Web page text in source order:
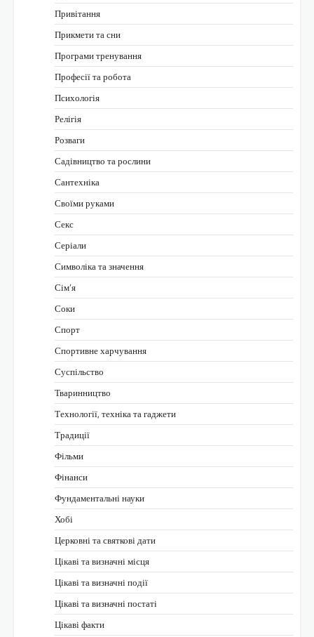
Привітання
Прикмети та сни
Програми тренування
Професії та робота
Психологія
Релігія
Розваги
Садівництво та рослини
Сантехніка
Своїми руками
Секс
Серіали
Символіка та значення
Сім’я
Соки
Спорт
Спортивне харчування
Суспільство
Тваринництво
Технології, техніка та гаджети
Традиції
Фільми
Фінанси
Фундаментальні науки
Хобі
Церковні та святкові дати
Цікаві та визначні місця
Цікаві та визначні події
Цікаві та визначні постаті
Цікаві факти